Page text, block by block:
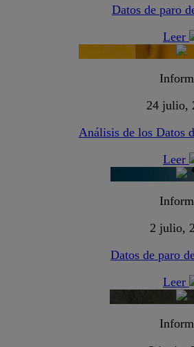
Datos de paro
Leer
24 julio,
Análisis de los Datos
Leer
2 julio,
Datos de paro
Leer